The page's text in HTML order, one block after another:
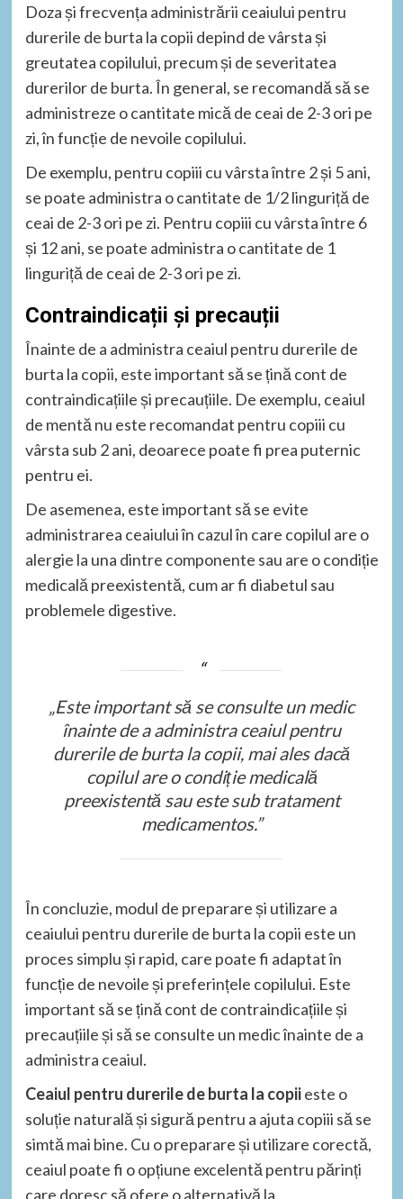
Doza și frecvența administrării ceaiului pentru
durerile de burta la copii depind de vârsta și
greutatea copilului, precum și de severitatea
durerilor de burta. În general, se recomandă să se
administreze o cantitate mică de ceai de 2-3 ori pe
zi, în funcție de nevoile copilului.
De exemplu, pentru copiii cu vârsta între 2 și 5 ani,
se poate administra o cantitate de 1/2 linguriță de
ceai de 2-3 ori pe zi. Pentru copiii cu vârsta între 6
și 12 ani, se poate administra o cantitate de 1
linguriță de ceai de 2-3 ori pe zi.
Contraindicații și precauții
Înainte de a administra ceaiul pentru durerile de
burta la copii, este important să se țină cont de
contraindicațiile și precauțiile. De exemplu, ceaiul
de mentă nu este recomandat pentru copiii cu
vârsta sub 2 ani, deoarece poate fi prea puternic
pentru ei.
De asemenea, este important să se evite
administrarea ceaiului în cazul în care copilul are o
alergie la una dintre componente sau are o condiție
medicală preexistentă, cum ar fi diabetul sau
problemele digestive.
„Este important să se consulte un medic
înainte de a administra ceaiul pentru
durerile de burta la copii, mai ales dacă
copilul are o condiție medicală
preexistentă sau este sub tratament
medicamentos.”
În concluzie, modul de preparare și utilizare a
ceaiului pentru durerile de burta la copii este un
proces simplu și rapid, care poate fi adaptat în
funcție de nevoile și preferințele copilului. Este
important să se țină cont de contraindicațiile și
precauțiile și să se consulte un medic înainte de a
administra ceaiul.
Ceaiul pentru durerile de burta la copiieste o
soluție naturală și sigură pentru a ajuta copiii să se
simtă mai bine. Cu o preparare și utilizare corectă,
ceaiul poate fi o opțiune excelentă pentru părinți
care doresc să ofere o alternativă la